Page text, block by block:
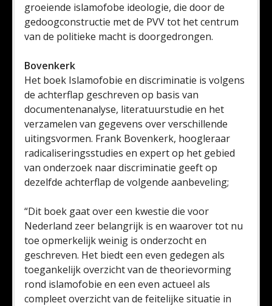
groeiende islamofobe ideologie, die door de
gedoogconstructie met de PVV tot het centrum
van de politieke macht is doorgedrongen.
Bovenkerk
Het boek Islamofobie en discriminatie is volgens
de achterflap geschreven op basis van
documentenanalyse, literatuurstudie en het
verzamelen van gegevens over verschillende
uitingsvormen. Frank Bovenkerk, hoogleraar
radicaliseringsstudies en expert op het gebied
van onderzoek naar discriminatie geeft op
dezelfde achterflap de volgende aanbeveling;
“Dit boek gaat over een kwestie die voor
Nederland zeer belangrijk is en waarover tot nu
toe opmerkelijk weinig is onderzocht en
geschreven. Het biedt een even gedegen als
toegankelijk overzicht van de theorievorming
rond islamofobie en een even actueel als
compleet overzicht van de feitelijke situatie in